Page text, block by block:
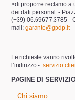
>di proporre reclamo a
dei dati personali -
(+39) 06.69677.3785 -
mail: garante@gpdp.it
Le richieste vanno
l’indirizzo -
PAGINE DI SERVIZIO
Chi siamo